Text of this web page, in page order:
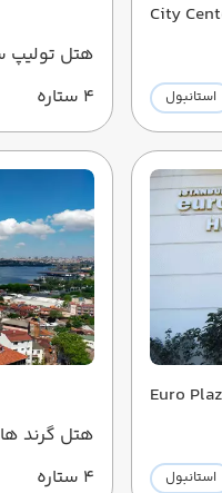
City
استانبول
هتل تولیپ
4 ستاره
Euro
استانبول
هتل گرند
4 ستاره